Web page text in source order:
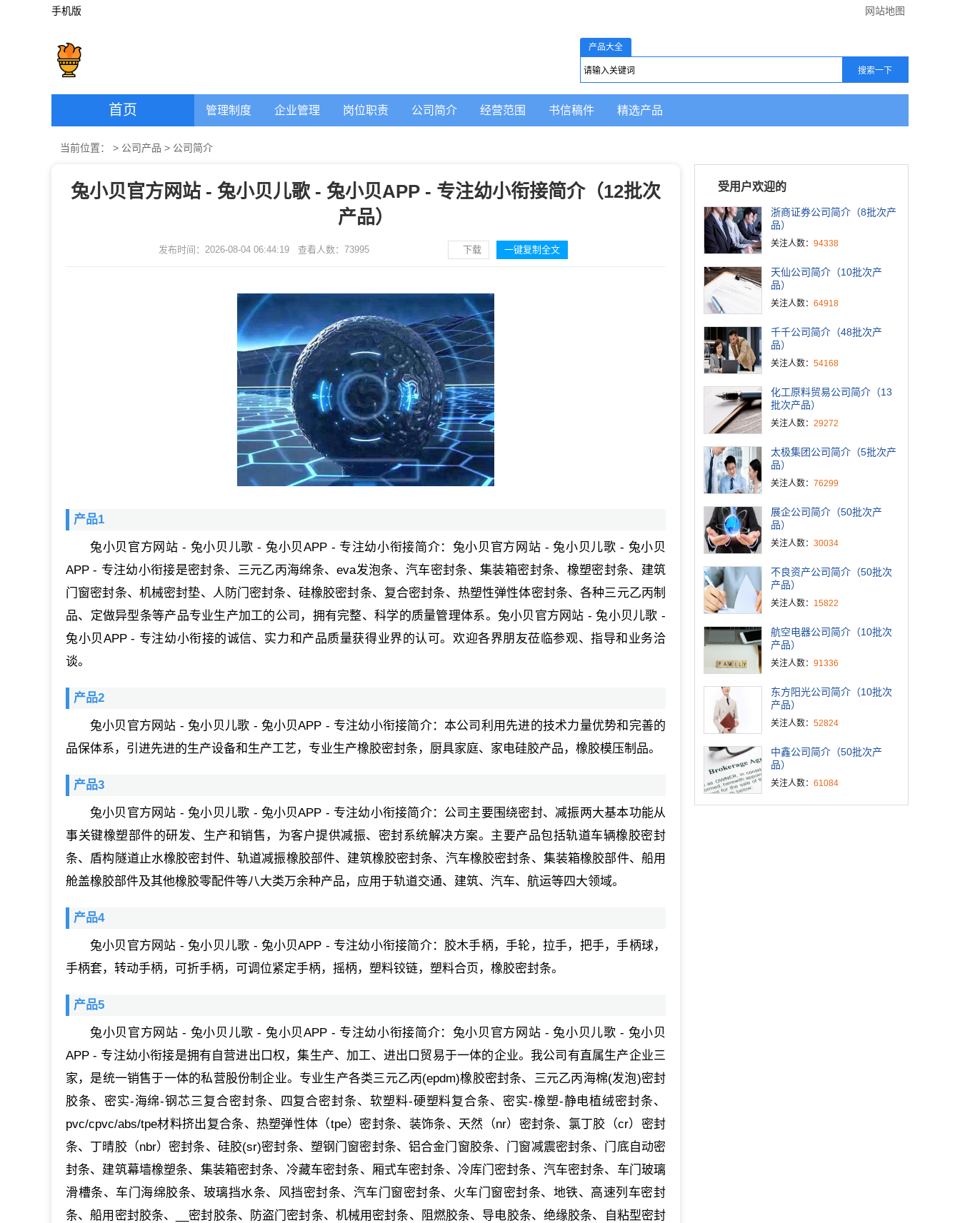
手机版 网站地图
产品大全
首页 管理制度 企业管理 岗位职责 公司简介 经营范围 书信稿件 精选产品
当前位置： > 公司产品 > 公司简介
兔小贝官方网站 - 兔小贝儿歌 - 兔小贝APP - 专注幼小衔接简介（12批次
产品）
发布时间：2026-08-04 06:44:19 查看人数： 73995 下载 一键复制全文
产品1
兔小贝官方网站 - 兔小贝儿歌 - 兔小贝APP - 专注幼小衔接简介：兔小贝官方网站 - 兔小贝儿歌 - 兔小贝
APP - 专注幼小衔接是密封条、三元乙丙海绵条、eva发泡条、汽车密封条、集装箱密封条、橡塑密封条、建筑
门窗密封条、机械密封垫、人防门密封条、硅橡胶密封条、复合密封条、热塑性弹性体密封条、各种三元乙丙制
品、定做异型条等产品专业生产加工的公司，拥有完整、科学的质量管理体系。兔小贝官方网站 - 兔小贝儿歌 -
兔小贝APP - 专注幼小衔接的诚信、实力和产品质量获得业界的认可。欢迎各界朋友莅临参观、指导和业务洽
谈。
产品2
兔小贝官方网站 - 兔小贝儿歌 - 兔小贝APP - 专注幼小衔接简介：本公司利用先进的技术力量优势和完善的
品保体系，引进先进的生产设备和生产工艺，专业生产橡胶密封条，厨具家庭、家电硅胶产品，橡胶模压制品。
产品3
兔小贝官方网站 - 兔小贝儿歌 - 兔小贝APP - 专注幼小衔接简介：公司主要围绕密封、减振两大基本功能从
事关键橡塑部件的研发、生产和销售，为客户提供减振、密封系统解决方案。主要产品包括轨道车辆橡胶密封
条、盾构隧道止水橡胶密封件、轨道减振橡胶部件、建筑橡胶密封条、汽车橡胶密封条、集装箱橡胶部件、船用
舱盖橡胶部件及其他橡胶零配件等八大类万余种产品，应用于轨道交通、建筑、汽车、航运等四大领域。
产品4
兔小贝官方网站 - 兔小贝儿歌 - 兔小贝APP - 专注幼小衔接简介：胶木手柄，手轮，拉手，把手，手柄球，
手柄套，转动手柄，可折手柄，可调位紧定手柄，摇柄，塑料铰链，塑料合页，橡胶密封条。
产品5
兔小贝官方网站 - 兔小贝儿歌 - 兔小贝APP - 专注幼小衔接简介：兔小贝官方网站 - 兔小贝儿歌 - 兔小贝
APP - 专注幼小衔接是拥有自营进出口权，集生产、加工、进出口贸易于一体的企业。我公司有直属生产企业三
家，是统一销售于一体的私营股份制企业。专业生产各类三元乙丙(epdm)橡胶密封条、三元乙丙海棉(发泡)密封
胶条、密实-海绵-钢芯三复合密封条、四复合密封条、软塑料-硬塑料复合条、密实-橡塑-静电植绒密封条、
pvc/cpvc/abs/tpe材料挤出复合条、热塑弹性体（tpe）密封条、装饰条、天然（nr）密封条、氯丁胶（cr）密封
条、丁晴胶（nbr）密封条、硅胶(sr)密封条、塑钢门窗密封条、铝合金门窗胶条、门窗减震密封条、门底自动密
封条、建筑幕墙橡塑条、集装箱密封条、冷藏车密封条、厢式车密封条、冷库门密封条、汽车密封条、车门玻璃
滑槽条、车门海绵胶条、玻璃挡水条、风挡密封条、汽车门窗密封条、火车门窗密封条、地铁、高速列车密封
条、船用密封胶条、__密封胶条、防盗门密封条、机械用密封条、阻燃胶条、导电胶条、绝缘胶条、自粘型密封
受用户欢迎的
浙商证券公司简介（8批次产
品）
关注人数： 94338
天仙公司简介（10批次产
品）
关注人数： 64918
千千公司简介（48批次产
品）
关注人数： 54168
化工原料贸易公司简介（13
批次产品）
关注人数： 29272
太极集团公司简介（5批次产
品）
关注人数： 76299
展企公司简介（50批次产
品）
关注人数： 30034
不良资产公司简介（50批次
产品）
关注人数： 15822
航空电器公司简介（10批次
产品）
关注人数： 91336
东方阳光公司简介（10批次
产品）
关注人数： 52824
中鑫公司简介（50批次产
品）
关注人数： 61084